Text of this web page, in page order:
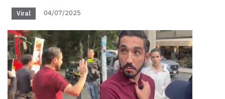
Viral 04/07/2025